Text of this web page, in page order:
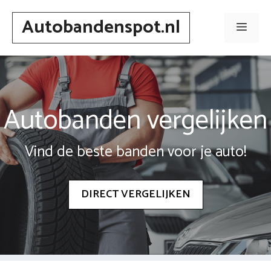
Spring
inhoudAutobandenspot.nl Menu
Autobanden vergelijken
Vind de beste banden voor je auto!
DIRECT VERGELIJKEN